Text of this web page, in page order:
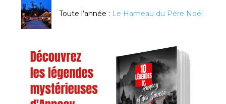
Toute l’année : Le Hameau du Père Noël